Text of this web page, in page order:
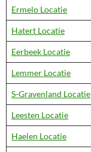
Ermelo Locatie
Hatert Locatie
Eerbeek Locatie
Lemmer Locatie
S-Gravenland Locatie
Leesten Locatie
Haelen Locatie